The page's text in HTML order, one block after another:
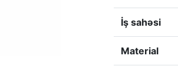
İş sahəsi
Material